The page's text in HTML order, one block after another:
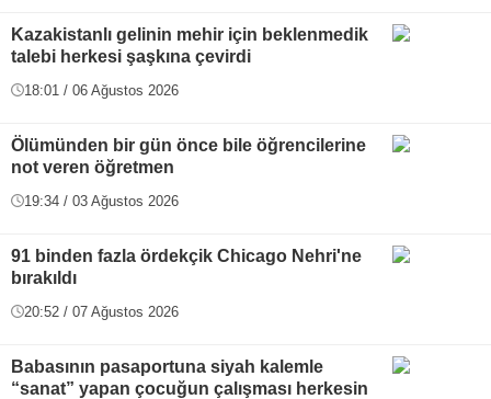
Kazakistanlı gelinin mehir için beklenmedik
talebi herkesi şaşkına çevirdi
18:01 / 06 Ağustos 2026
Ölümünden bir gün önce bile öğrencilerine
not veren öğretmen
19:34 / 03 Ağustos 2026
91 binden fazla ördekçik Chicago Nehri'ne
bırakıldı
20:52 / 07 Ağustos 2026
Babasının pasaportuna siyah kalemle
“sanat” yapan çocuğun çalışması herkesin